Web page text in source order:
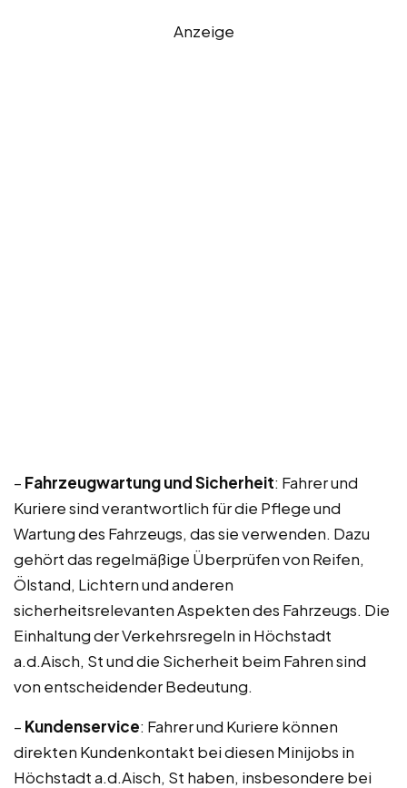
Anzeige
– Fahrzeugwartung und Sicherheit: Fahrer und
Kuriere sind verantwortlich für die Pflege und
Wartung des Fahrzeugs, das sie verwenden. Dazu
gehört das regelmäßige Überprüfen von Reifen,
Ölstand, Lichtern und anderen
sicherheitsrelevanten Aspekten des Fahrzeugs. Die
Einhaltung der Verkehrsregeln in Höchstadt
a.d.Aisch, St und die Sicherheit beim Fahren sind
von entscheidender Bedeutung.
– Kundenservice: Fahrer und Kuriere können
direkten Kundenkontakt bei diesen Minijobs in
Höchstadt a.d.Aisch, St haben, insbesondere bei